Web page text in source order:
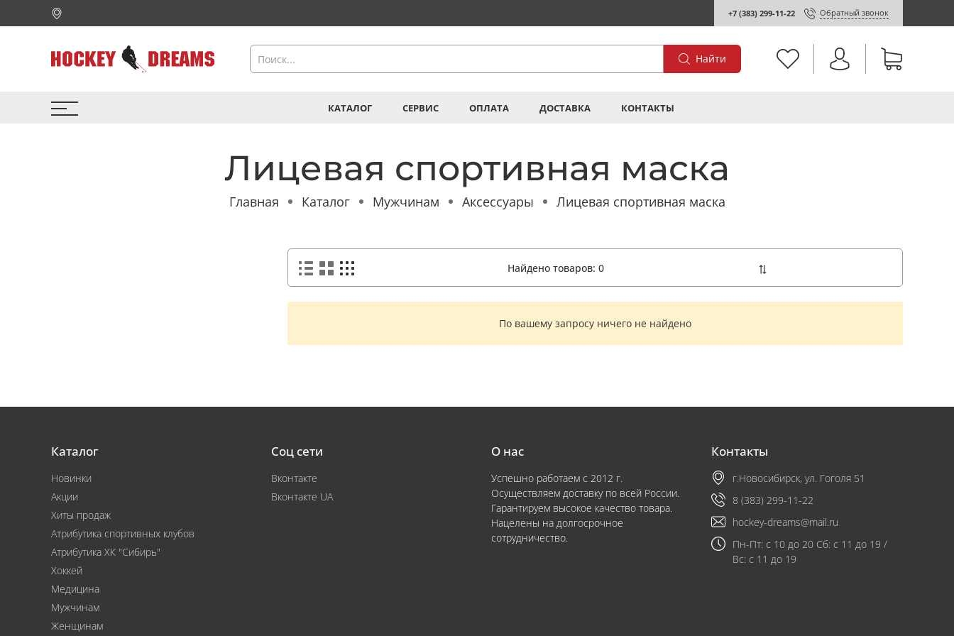
+7 (383) 299-11-22 Обратный звонок
Найти
КАТАЛОГ СЕРВИС ОПЛАТА ДОСТАВКА КОНТАКТЫ
Лицевая спортивная маска
Главная Каталог Мужчинам Аксессуары Лицевая спортивная маска
Найдено товаров: 0
По вашему запросу ничего не найдено
Каталог
Новинки
Акции
Хиты продаж
Атрибутика спортивных клубов
Атрибутика ХК "Сибирь"
Хоккей
Медицина
Мужчинам
Женщинам
Соц сети
Вконтакте
Вконтакте UA
О нас
Успешно работаем с 2012 г.
Осуществляем доставку по всей России.
Гарантируем высокое качество товара.
Нацелены на долгосрочное
сотрудничество.
Контакты
г.Новосибирск, ул. Гоголя 51
8 (383) 299-11-22
hockey-dreams@mail.ru
Пн-Пт: с 10 до 20 Сб: с 11 до 19 /
Вс: с 11 до 19